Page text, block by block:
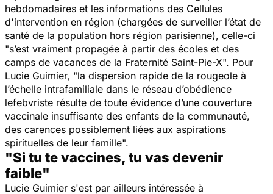
hebdomadaires et les informations des Cellules
d'intervention en région (chargées de surveiller l’état de
santé de la population hors région parisienne), celle-ci
"s’est vraiment propagée à partir des écoles et des
camps de vacances de la Fraternité Saint-Pie-X". Pour
Lucie Guimier, "la dispersion rapide de la rougeole à
l’échelle intrafamiliale dans le réseau d’obédience
lefebvriste résulte de toute évidence d’une couverture
vaccinale insuffisante des enfants de la communauté,
des carences possiblement liées aux aspirations
spirituelles de leur famille".
"Si tu te vaccines, tu vas devenir
faible"
Lucie Guimier s'est par ailleurs intéressée à